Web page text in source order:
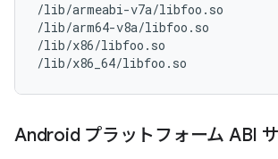
/lib/armeabi-v7a/libfoo.so
/lib/arm64-v8a/libfoo.so
/lib/x86/libfoo.so
Android プラットフォーム ABI